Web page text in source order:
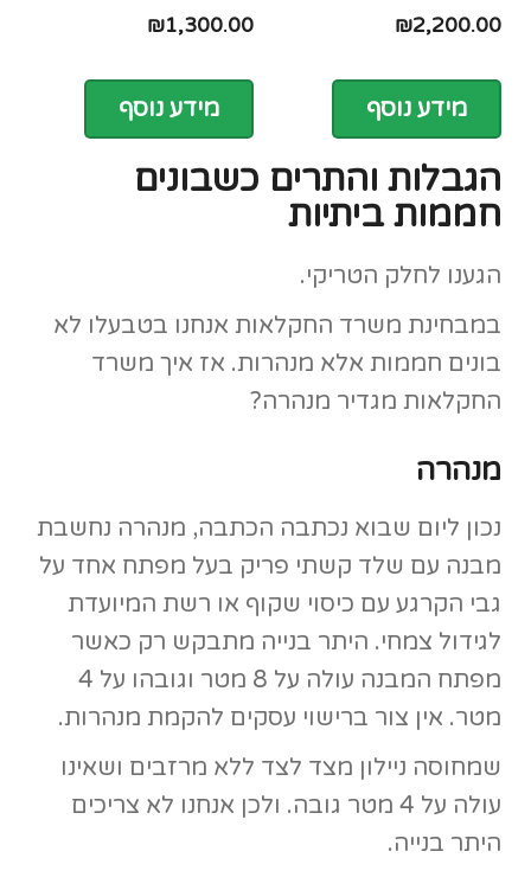
₪2,200.00
מידע נוסף
₪1,300.00
מידע נוסף
הגבלות והתרים כשבונים
חממות ביתיות
הגענו לחלק הטריקי.
במבחינת משרד החקלאות אנחנו בטבעלו לא
בונים חממות אלא מנהרות. אז איך משרד
החקלאות מגדיר מנהרה?
מנהרה
נכון ליום שבוא נכתבה הכתבה, מנהרה נחשבת
מבנה עם שלד קשתי פריק בעל מפתח אחד על
גבי הקרגע עם כיסוי שקוף או רשת המיועדת
לגידול צמחי. היתר בנייה מתבקש רק כאשר
מפתח המבנה עולה על 8 מטר וגובהו על 4
מטר. אין צור ברישוי עסקים להקמת מנהרות.
שמחוסה ניילון מצד לצד ללא מרזבים ושאינו
עולה על 4 מטר גובה. ולכן אנחנו לא צריכים
היתר בנייה.
מבצע מטורף!
ליטר
250 ש"ח!!
*לאיסוף עצמי בלבד ול-20
הרוכשים הראשונים
יש להכניס את הקופון -
PICKUP450